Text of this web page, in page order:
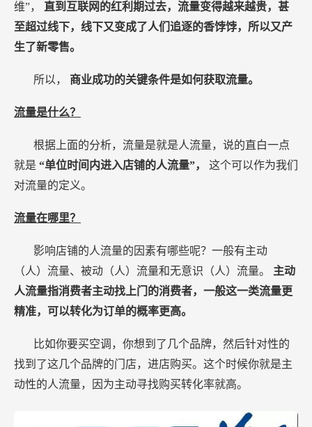
维”， 直到互联网的红利期过去，流量变得越来越贵，甚
至超过线下，线下又变成了人们追逐的香饽饽，所以又产
生了新零售。
所以， 商业成功的关键条件是如何获取流量。
流量是什么？
根据上面的分析，流量是就是人流量，说的直白一点
就是 “单位时间内进入店铺的人流量”， 这个可以作为我们
对流量的定义。
流量在哪里？
影响店铺的人流量的因素有哪些呢？一般有主动
（人）流量、被动（人）流量和无意识（人）流量。 主动
人流量指消费者主动找上门的消费者，一般这一类流量更
精准，可以转化为订单的概率更高。
比如你要买空调，你想到了几个品牌，然后针对性的
找到了这几个品牌的门店，进店购买。这个时候你就是主
动性的人流量，因为主动寻找购买转化率就高。